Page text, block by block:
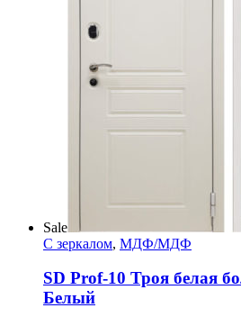
Sale
С зеркалом, МДФ/МДФ
SD Prof-10 Троя белая
Белый